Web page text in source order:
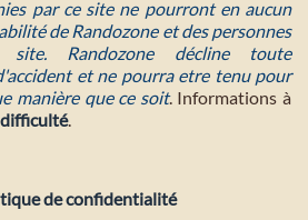
par ce site ne pourront en aucun
de Randozone et des personnes
Randozone décline toute
et ne pourra etre tenu pour
manière que ce soit. Informations à
.
de confidentialité